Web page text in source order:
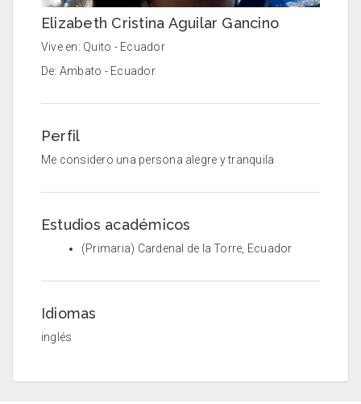
Elizabeth Cristina Aguilar Gancino
Vive en: Quito - Ecuador
De: Ambato - Ecuador
Perfil
Me considero una persona alegre y tranquila
Estudios académicos
(Primaria) Cardenal de la Torre, Ecuador
Idiomas
inglés